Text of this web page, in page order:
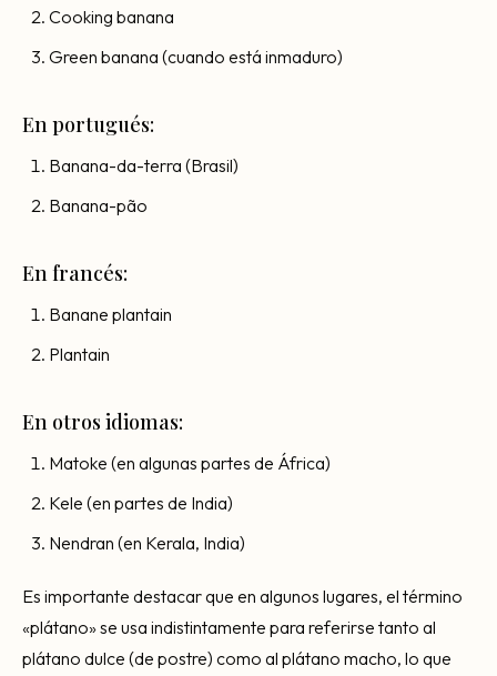
Cooking banana
Green banana (cuando está inmaduro)
En portugués:
Banana-da-terra (Brasil)
Banana-pão
En francés:
Banane plantain
Plantain
En otros idiomas:
Matoke (en algunas partes de África)
Kele (en partes de India)
Nendran (en Kerala, India)
Es importante destacar que en algunos lugares, el término
«plátano» se usa indistintamente para referirse tanto al
plátano dulce (de postre) como al plátano macho, lo que